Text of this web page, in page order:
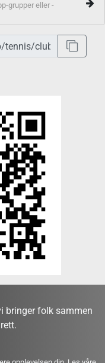
grupper eller -
bringer folk sammen